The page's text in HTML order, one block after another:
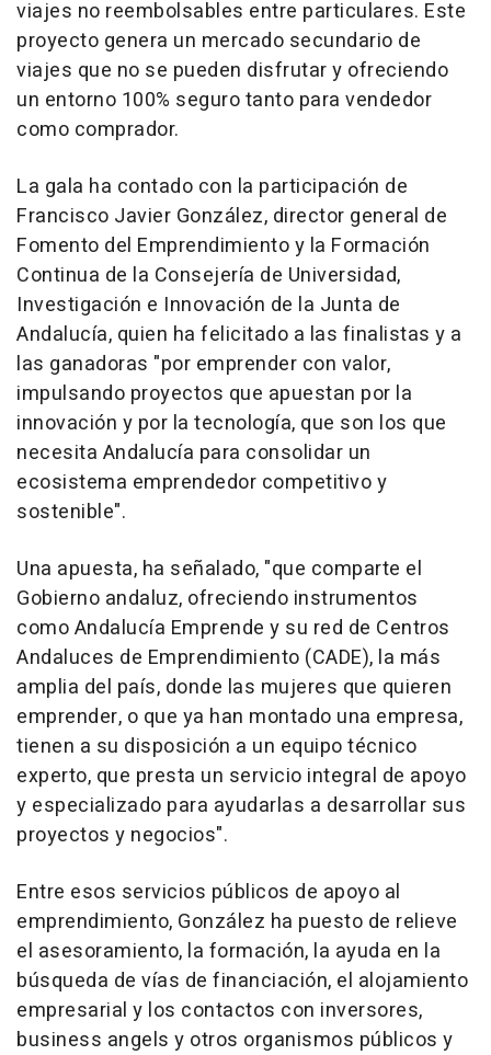
viajes no reembolsables entre particulares. Este
proyecto genera un mercado secundario de
viajes que no se pueden disfrutar y ofreciendo
un entorno 100% seguro tanto para vendedor
como comprador.
La gala ha contado con la participación de
Francisco Javier González, director general de
Fomento del Emprendimiento y la Formación
Continua de la Consejería de Universidad,
Investigación e Innovación de la Junta de
Andalucía, quien ha felicitado a las finalistas y a
las ganadoras "por emprender con valor,
impulsando proyectos que apuestan por la
innovación y por la tecnología, que son los que
necesita Andalucía para consolidar un
ecosistema emprendedor competitivo y
sostenible".
Una apuesta, ha señalado, "que comparte el
Gobierno andaluz, ofreciendo instrumentos
como Andalucía Emprende y su red de Centros
Andaluces de Emprendimiento (CADE), la más
amplia del país, donde las mujeres que quieren
emprender, o que ya han montado una empresa,
tienen a su disposición a un equipo técnico
experto, que presta un servicio integral de apoyo
y especializado para ayudarlas a desarrollar sus
proyectos y negocios".
Entre esos servicios públicos de apoyo al
emprendimiento, González ha puesto de relieve
el asesoramiento, la formación, la ayuda en la
búsqueda de vías de financiación, el alojamiento
empresarial y los contactos con inversores,
business angels y otros organismos públicos y